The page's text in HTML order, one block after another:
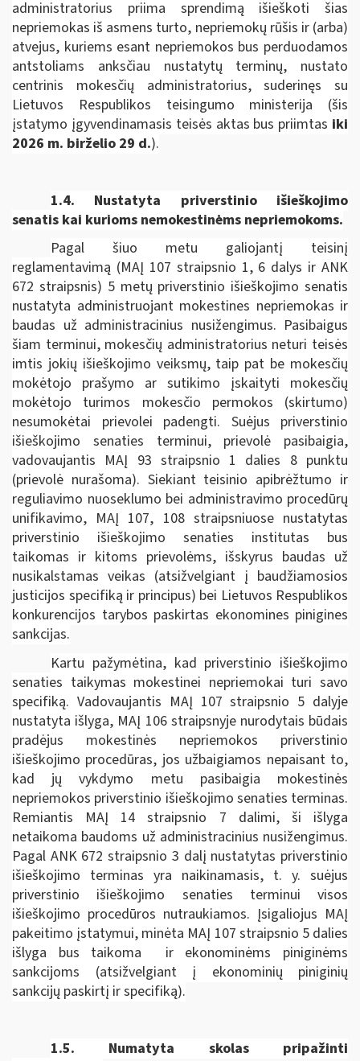
administratorius priima sprendimą išieškoti šias
nepriemokas iš asmens turto, nepriemokų rūšis ir (arba)
atvejus, kuriems esant nepriemokos bus perduodamos
antstoliams anksčiau nustatytų terminų, nustato
centrinis mokesčių administratorius, suderinęs su
Lietuvos Respublikos teisingumo ministerija
(šis
įstatymo įgyvendinamasis teisės aktas bus priimtas iki
2026 m. birželio 29 d.).
1.4. Nustatyta priverstinio išieškojimo
senatis kai kurioms nemokestinėms nepriemokoms.
Pagal šiuo metu galiojantį teisinį
reglamentavimą (MAĮ 107 straipsnio 1, 6 dalys ir ANK
672 straipsnis) 5 metų priverstinio išieškojimo senatis
nustatyta administruojant mokestines nepriemokas ir
baudas už administracinius nusižengimus. Pasibaigus
šiam terminui, mokesčių administratorius neturi teisės
imtis jokių išieškojimo veiksmų, taip pat be mokesčių
mokėtojo prašymo ar sutikimo įskaityti mokesčių
mokėtojo turimos mokesčio permokos (skirtumo)
nesumokėtai prievolei padengti. Suėjus priverstinio
išieškojimo senaties terminui, prievolė pasibaigia,
vadovaujantis MAĮ 93 straipsnio 1 dalies 8 punktu
(prievolė nurašoma). Siekiant teisinio apibrėžtumo ir
reguliavimo nuoseklumo bei administravimo procedūrų
unifikavimo, MAĮ 107, 108 straipsniuose nustatytas
priverstinio išieškojimo senaties institutas bus
taikomas ir kitoms prievolėms, išskyrus baudas už
nusikalstamas veikas (atsižvelgiant į baudžiamosios
justicijos specifiką ir principus) bei Lietuvos Respublikos
konkurencijos tarybos paskirtas ekonomines pinigines
sankcijas.
Kartu pažymėtina, kad priverstinio išieškojimo
senaties taikymas mokestinei nepriemokai turi savo
specifiką. Vadovaujantis MAĮ 107 straipsnio 5 dalyje
nustatyta išlyga, MAĮ 106 straipsnyje nurodytais būdais
pradėjus mokestinės nepriemokos priverstinio
išieškojimo procedūras, jos užbaigiamos nepaisant to,
kad jų vykdymo metu pasibaigia mokestinės
nepriemokos priverstinio išieškojimo senaties terminas.
Remiantis MAĮ 14 straipsnio 7 dalimi, ši išlyga
netaikoma baudoms už administracinius nusižengimus.
Pagal ANK 672 straipsnio 3 dalį nustatytas priverstinio
išieškojimo terminas yra naikinamasis, t. y. suėjus
priverstinio išieškojimo senaties terminui visos
išieškojimo procedūros nutraukiamos. Įsigaliojus MAĮ
pakeitimo įstatymui, minėta MAĮ 107 straipsnio 5 dalies
išlyga bus taikoma ir ekonominėms piniginėms
sankcijoms (atsižvelgiant į ekonominių piniginių
sankcijų paskirtį ir specifiką).
1.5.
Numatyta skolas pripažinti